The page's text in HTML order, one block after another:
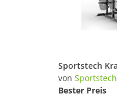
von Sportstech
Bester Preis